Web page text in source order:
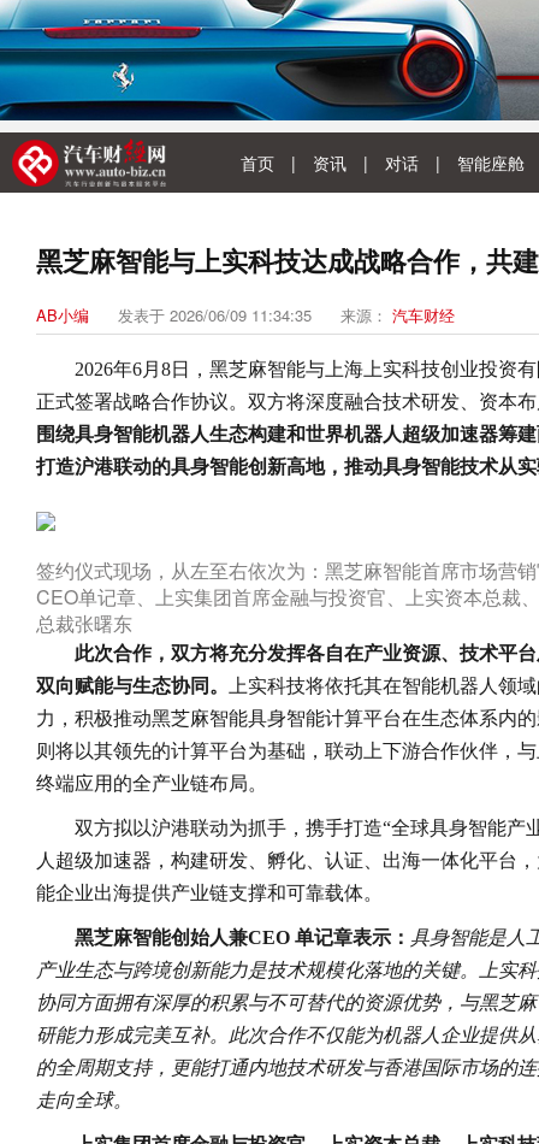
首页 | 资讯 | 对话 | 智能座舱
黑芝麻智能与上实科技达成战略合作，共
AB小编 发表于 2026/06/09 11:34:35 来源： 汽车财经
2026年6月8日，黑芝麻智能与上海上实科技创业投资
正式签署战略合作协议。双方将深度融合技术研发、资本
围绕具身智能机器人生态构建和世界机器人超级加速器筹
打造沪港联动的具身智能创新高地，推动具身智能技术从
签约仪式现场，从左至右依次为：黑芝麻智能首席市场营
CEO单记章、上实集团首席金融与投资官、上实资本总裁
总裁张曙东
此次合作，双方将充分发挥各自在产业资源、技术平
双向赋能与生态协同。
上实科技将依托其在智能机器人领
力，积极推动黑芝麻智能具身智能计算平台在生态体系内
则将以其领先的计算平台为基础，联动上下游合作伙伴，
终端应用的全产业链布局。
双方拟以沪港联动为抓手，携手打造“全球具身智能
人超级加速器，构建研发、孵化、认证、出海一体化平台
能企业出海提供产业链支撑和可靠载体。
黑芝麻智能创始人兼CEO 单记章表示： 具身智能是人
产业生态与跨境创新能力是技术规模化落地的关键。上实
协同方面拥有深厚的积累与不可替代的资源优势，与黑芝
研能力形成完美互补。此次合作不仅能为机器人企业提供
的全周期支持，更能打通内地技术研发与香港国际市场的
走向全球。